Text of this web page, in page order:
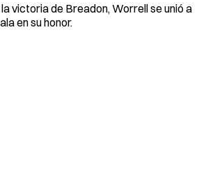
victoria de Breadon, Worrell se unió a
en su honor.